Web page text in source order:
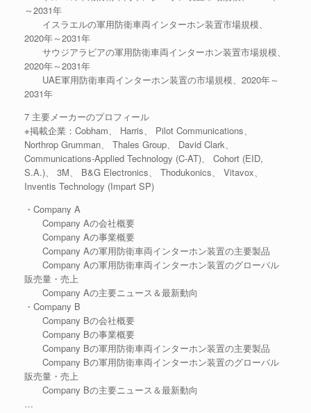
～2031年
イスラエルの軍用防衛車両インターホン装置市場規模、
2020年～2031年
サウジアラビアの軍用防衛車両インターホン装置市場規模、
2020年～2031年
UAE軍用防衛車両インターホン装置の市場規模、2020年～
2031年
7 主要メーカーのプロフィール
※掲載企業：Cobham、 Harris、 Pilot Communications、
Northrop Grumman、 Thales Group、 David Clark、
Communications-Applied Technology (C-AT)、 Cohort (EID,
S.A.)、 3M、 B&G Electronics、 Thodukonics、 Vitavox、
Inventis Technology (Impart SP)
・Company A
Company Aの会社概要
Company Aの事業概要
Company Aの軍用防衛車両インターホン装置の主要製品
Company Aの軍用防衛車両インターホン装置のグローバル
販売量・売上
Company Aの主要ニュース＆最新動向
・Company B
Company Bの会社概要
Company Bの事業概要
Company Bの軍用防衛車両インターホン装置の主要製品
Company Bの軍用防衛車両インターホン装置のグローバル
販売量・売上
Company Bの主要ニュース＆最新動向
…